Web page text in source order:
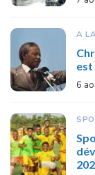
A
est
6